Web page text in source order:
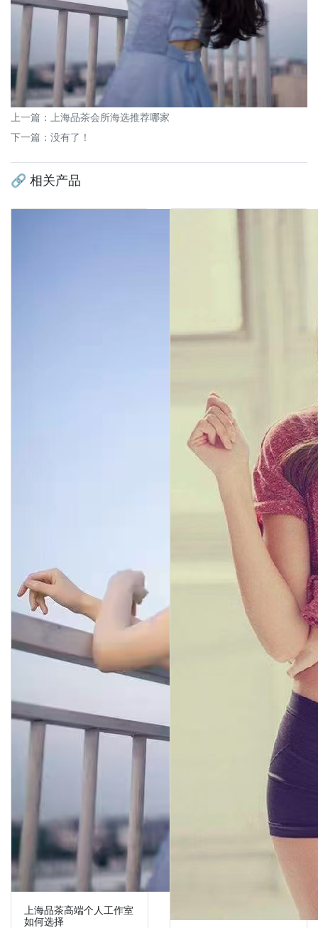
上一篇：
上海品茶会所海选推荐哪家
下一篇：没有了！
🔗 相关产品
上海品茶高端个人工作室
如何选择